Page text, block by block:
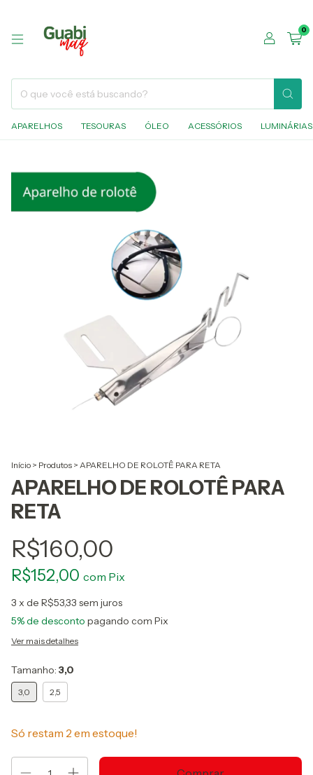
0
APARELHOS TESOURAS ÓLEO ACESSÓRIOS LUMINÁRIAS
Início > Produtos > APARELHO DE ROLOTÊ PARA RETA
APARELHO DE ROLOTÊ PARA
RETA
R$160,00
R$152,00 com Pix
3 x de R$53,33 sem juros
5% de desconto pagando com Pix
Ver mais detalhes
Tamanho: 3,0
3,0 2,5
Só restam 2 em estoque!